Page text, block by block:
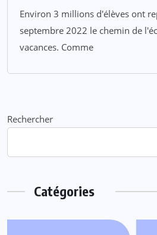
Environ 3 millions d'élèves ont
septembre 2022 le chemin de
vacances. Comme
Rechercher
Catégories